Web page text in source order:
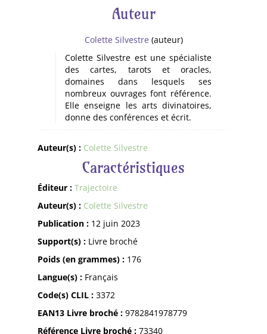
Auteur
Colette Silvestre (auteur)
Colette Silvestre est une spécialiste
des cartes, tarots et oracles,
domaines dans lesquels ses
nombreux ouvrages font référence.
Elle enseigne les arts divinatoires,
donne des conférences et écrit.
Auteur(s) : Colette Silvestre
Caractéristiques
Éditeur : Trajectoire
Auteur(s) : Colette Silvestre
Publication :12 juin 2023
Support(s) :Livre broché
Poids (en grammes) :176
Langue(s) :Français
Code(s) CLIL :3372
EAN13 Livre broché :9782841978779
Référence Livre broché :73340